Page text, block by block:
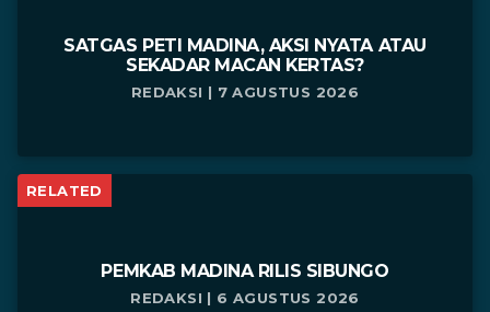
SATGAS PETI MADINA, AKSI NYATA ATAU
SEKADAR MACAN KERTAS?
REDAKSI | 7 AGUSTUS 2026
RELATED
PEMKAB MADINA RILIS SIBUNGO
REDAKSI | 6 AGUSTUS 2026